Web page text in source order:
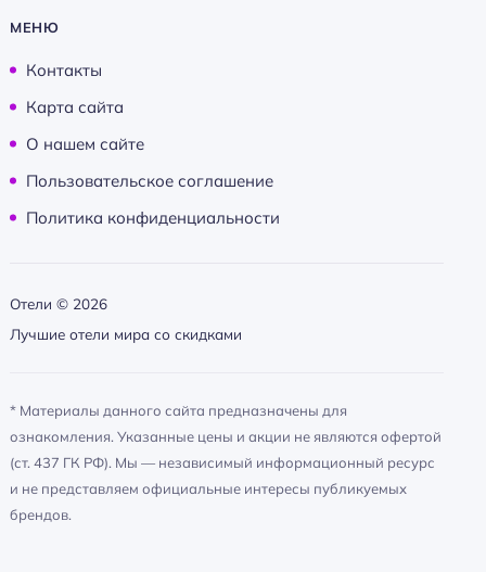
МЕНЮ
Контакты
Карта сайта
О нашем сайте
Пользовательское соглашение
Политика конфиденциальности
Отели © 2026
Лучшие отели мира со скидками
* Материалы данного сайта предназначены для
ознакомления. Указанные цены и акции не являются офертой
(ст. 437 ГК РФ). Мы — независимый информационный ресурс
и не представляем официальные интересы публикуемых
брендов.